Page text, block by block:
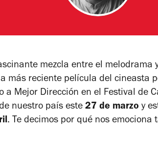
mezcla entre el melodrama
más reciente película del cineasta
a Mejor Dirección en el Festival de
nuestro país este 27 de marzo y
. Te decimos por qué nos emociona